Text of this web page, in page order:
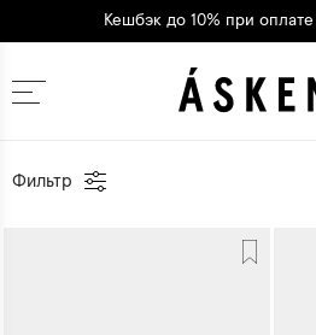
Кешбэк до 10% при оплате
Фильтр